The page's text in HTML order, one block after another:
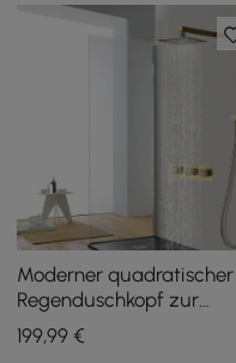
Moderner quadratischer
Regenduschkopf zur
Wandmontage aus
massivem Messing in
199,99 €